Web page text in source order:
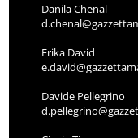
Danila Chenal
Erika David
Davide Pellegrino